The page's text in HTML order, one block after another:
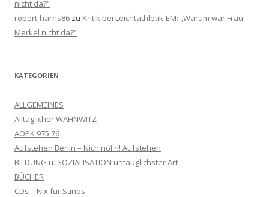
nicht da?“
robert-harris86 zu Kritik bei Leichtathletik-EM: „Warum war Frau
Merkel nicht da?“
KATEGORIEN
ALLGEMEINES
Alltäglicher WAHNWITZ
AOPK 975 76
Aufstehen Berlin – Nich nöl'n! Aufstehen
BILDUNG u. SOZIALISATION untauglichster Art
BÜCHER
CDs – Nix für Stinos